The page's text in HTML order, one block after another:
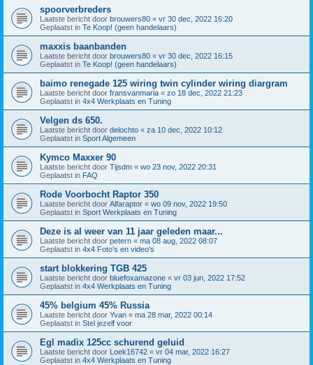
spoorverbreders
Laatste bericht door brouwers80 « vr 30 dec, 2022 16:20
Geplaatst in Te Koop! (geen handelaars)
maxxis baanbanden
Laatste bericht door brouwers80 « vr 30 dec, 2022 16:15
Geplaatst in Te Koop! (geen handelaars)
baimo renegade 125 wiring twin cylinder wiring diargram
Laatste bericht door fransvanmaria « zo 18 dec, 2022 21:23
Geplaatst in 4x4 Werkplaats en Tuning
Velgen ds 650.
Laatste bericht door delochto « za 10 dec, 2022 10:12
Geplaatst in Sport Algemeen
Kymco Maxxer 90
Laatste bericht door Tijsdm « wo 23 nov, 2022 20:31
Geplaatst in FAQ
Rode Voorbocht Raptor 350
Laatste bericht door Alfaraptor « wo 09 nov, 2022 19:50
Geplaatst in Sport Werkplaats en Tuning
Deze is al weer van 11 jaar geleden maar...
Laatste bericht door petern « ma 08 aug, 2022 08:07
Geplaatst in 4x4 Foto's en video's
start blokkering TGB 425
Laatste bericht door bluefoxamazone « vr 03 jun, 2022 17:52
Geplaatst in 4x4 Werkplaats en Tuning
45% belgium 45% Russia
Laatste bericht door Yvan « ma 28 mar, 2022 00:14
Geplaatst in Stel jezelf voor
Egl madix 125cc schurend geluid
Laatste bericht door Loek16742 « vr 04 mar, 2022 16:27
Geplaatst in 4x4 Werkplaats en Tuning